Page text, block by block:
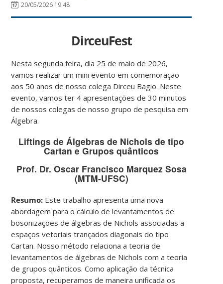
20/05/2026 19:48
DirceuFest
Nesta segunda feira, dia 25 de maio de 2026,
vamos realizar um mini evento em comemoração
aos 50 anos de nosso colega Dirceu Bagio. Neste
evento, vamos ter 4 apresentações de 30 minutos
de nossos colegas de nosso grupo de pesquisa em
Álgebra.
Liftings de Álgebras de Nichols de tipo
Cartan e Grupos quânticos
Prof. Dr. Oscar Francisco Marquez Sosa
(MTM-UFSC)
Resumo: Este trabalho apresenta uma nova
abordagem para o cálculo de levantamentos de
bosonizações de álgebras de Nichols associadas a
espaços vetoriais trançados diagonais do tipo
Cartan. Nosso método relaciona a teoria de
levantamentos de álgebras de Nichols com a teoria
de grupos quânticos. Como aplicação da técnica
proposta, recuperamos de maneira unificada os